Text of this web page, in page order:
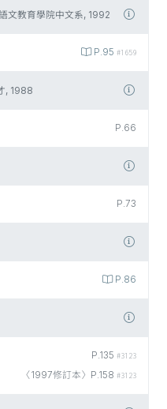
文教育學院中文系, 1992
P.95 #1659
, 1988
P.66
P.73
P.86
P.135 #3123
〈1997修訂本〉P.158 #3123